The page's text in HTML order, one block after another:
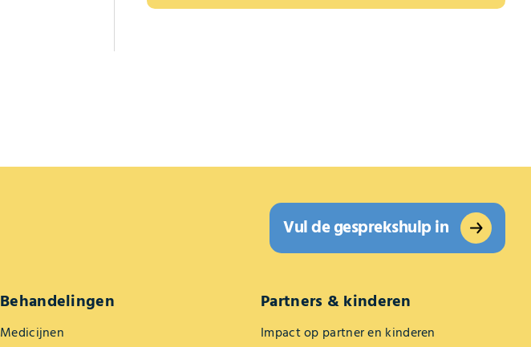
Vul de gesprekshulp in
Behandelingen
Medicijnen
Partners & kinderen
Impact op partner en kinderen